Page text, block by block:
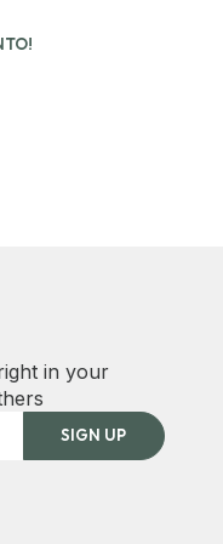
in your
SIGN UP